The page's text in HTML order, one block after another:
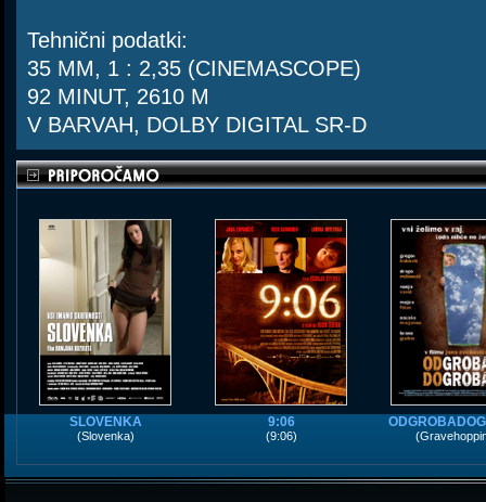
Tehnični podatki:
35 MM, 1 : 2,35 (CINEMASCOPE)
92 MINUT, 2610 M
V BARVAH, DOLBY DIGITAL SR-D
SLOVENKA
(Slovenka)
9:06
(9:06)